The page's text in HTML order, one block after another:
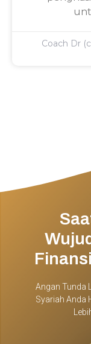
Coach Dr
Angan Tunda
Syariah Anda